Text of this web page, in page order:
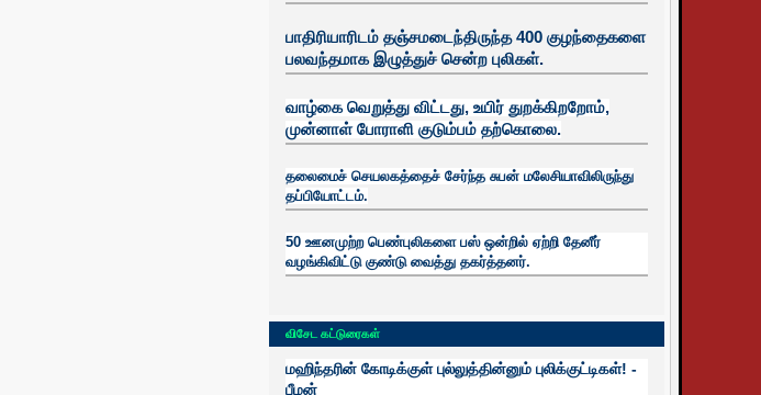
பாதிரியாரிடம் தஞ்சமடைந்திருந்த 400 குழந்தைகளை
பலவந்தமாக இழுத்துச் சென்ற புலிகள்.
வாழ்கை வெறுத்து விட்டது, உயிர் துறக்கிறறோம்,
முன்னாள் போராளி குடும்பம் தற்கொலை.
தலைமைச் செயலகத்தைச் சேர்ந்த சுபன் மலேசியாவிலிருந்து
தப்பியோட்டம்.
50 ஊனமுற்ற பெண்புலிகளை பஸ் ஒன்றில் ஏற்றி தேனீர்
வழங்கிவிட்டு குண்டு வைத்து தகர்த்தனர்.
விசேட கட்டுரைகள்
மஹிந்தரின் கோடிக்குள் புல்லுத்தின்னும் புலிக்குட்டிகள்! -
பீமன்